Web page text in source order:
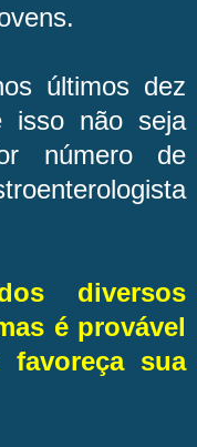
últimos dez
isso não seja
número de
diversos
é provável
sua